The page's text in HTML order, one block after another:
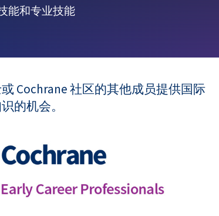
能和专业技能
Cochrane 社区的其他成员提供国际
的机会。